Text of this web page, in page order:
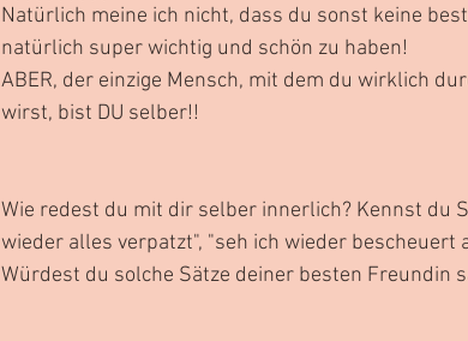
Natürlich meine ich nicht, dass du sonst keine
natürlich super wichtig und schön zu haben!
ABER, der einzige Mensch, mit dem du wirklich
wirst, bist DU selber!!
Wie redest du mit dir selber innerlich? Kennst du
wieder alles verpatzt", "seh ich wieder bescheuert
Würdest du solche Sätze deiner besten Freundin